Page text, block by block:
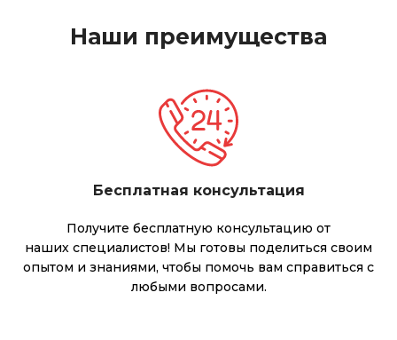
Наши преимущества
Бесплатная консультация
Получите бесплатную консультацию от
наших специалистов! Мы готовы поделиться своим
опытом и знаниями, чтобы помочь вам справиться с
любыми вопросами.